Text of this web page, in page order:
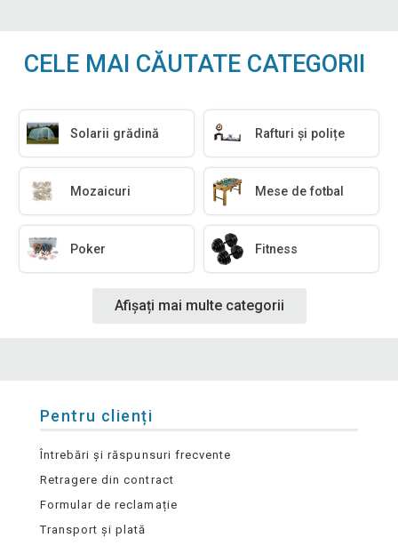
CELE MAI CĂUTATE CATEGORII
Solarii grădină Rafturi și polițe
Mozaicuri Mese de fotbal
Poker Fitness
Afișați mai multe categorii
Pentru clienți
Întrebări și răspunsuri frecvente
Retragere din contract
Formular de reclamație
Transport și plată